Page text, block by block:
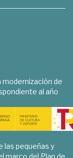
modernización de
al año
las pequeñas y